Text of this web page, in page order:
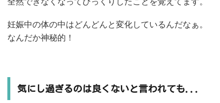
妊娠中の体の中はどんどんと変化しているんだなぁ。
なんだか神秘的！
気にし過ぎるのは良くないと言われても...